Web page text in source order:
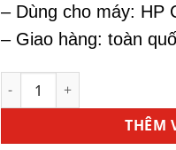
– Dùng cho máy: HP
– Giao hàng: toàn
Mực Máy In HP M375 -
THÊM